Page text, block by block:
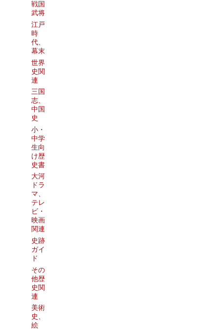
戦国
武将
江戸
時
代、
幕末
世界
史関
連
三国
志、
中国
史
小・
中学
生向
け歴
史書
大河
ドラ
マ、
テレ
ビ・
映画
関連
史跡
ガイ
ド
その
他歴
史関
連
美術
史、
絵